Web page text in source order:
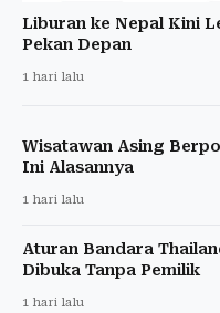
Liburan ke Nepal Kini
Pekan Depan
1 hari lalu
Wisatawan Asing
Ini Alasannya
1 hari lalu
Aturan Bandara
Dibuka Tanpa Pemilik
1 hari lalu